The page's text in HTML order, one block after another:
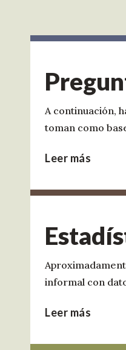
A continuación,
toman como
Leer más
informal con
Leer más